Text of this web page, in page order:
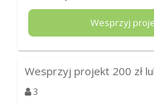
Wesprzyj
Wesprzyj projekt 200 zł
3